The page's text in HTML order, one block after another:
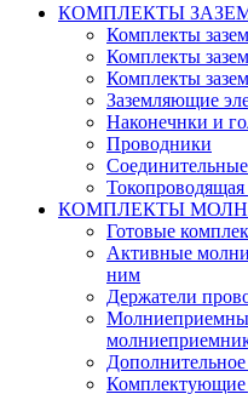
КОМПЛЕКТЫ
Комплекты
Комплекты
Комплекты
Заземляющие
Наконечнки и
Проводники
КОМПЛЕКТЫ
Готовые
Активные
ним
Держатели
Комплектующие